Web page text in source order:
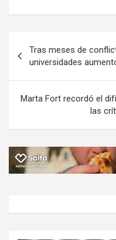
b
o
k
er s
p
p
de
entradas
Tras meses de
universidades
Marta Fort recordó el
las